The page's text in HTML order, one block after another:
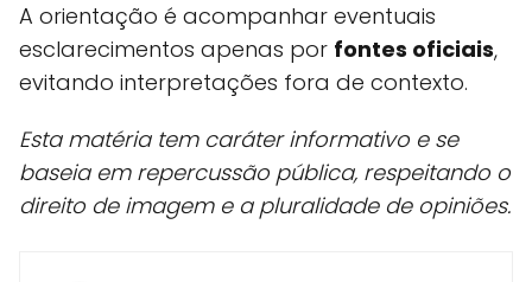
A orientação é acompanhar eventuais
esclarecimentos apenas por fontes oficiais,
evitando interpretações fora de contexto.
Esta matéria tem caráter informativo e se
baseia em repercussão pública, respeitando o
direito de imagem e a pluralidade de opiniões.